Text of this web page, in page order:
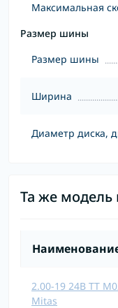
Максимальная
Размер шины
Размер шины
Ширина
Диаметр диска,
Та же модель
2.00-19 24B TT
Mitas